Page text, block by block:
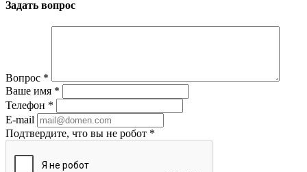
Задать вопрос
Вопрос *
Ваше имя *
Телефон *
E-mail
Подтвердите, что вы не робот *